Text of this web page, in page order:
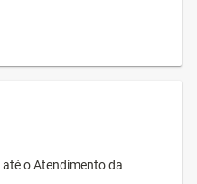
o Atendimento da